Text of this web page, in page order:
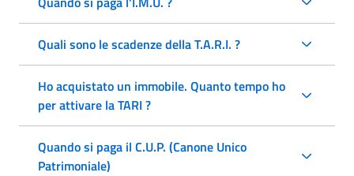
Quali sono le scadenze della T.A.R.I. ?
Ho acquistato un immobile. Quanto tempo ho
per attivare la TARI ?
Quando si paga il C.U.P. (Canone Unico
Patrimoniale)